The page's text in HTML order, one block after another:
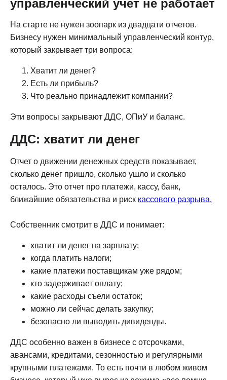
управленческий учет не работает
На старте не нужен зоопарк из двадцати отчетов.
Бизнесу нужен минимальный управленческий контур,
который закрывает три вопроса:
Хватит ли денег?
Есть ли прибыль?
Что реально принадлежит компании?
Эти вопросы закрывают ДДС, ОПиУ и баланс.
ДДС: хватит ли денег
Отчет о движении денежных средств показывает,
сколько денег пришло, сколько ушло и сколько
осталось. Это отчет про платежи, кассу, банк,
ближайшие обязательства и риск кассового разрыва.
Собственник смотрит в ДДС и понимает:
хватит ли денег на зарплату;
когда платить налоги;
какие платежи поставщикам уже рядом;
кто задерживает оплату;
какие расходы съели остаток;
можно ли сейчас делать закупку;
безопасно ли выводить дивиденды.
ДДС особенно важен в бизнесе с отсрочками,
авансами, кредитами, сезонностью и регулярными
крупными платежами. То есть почти в любом живом